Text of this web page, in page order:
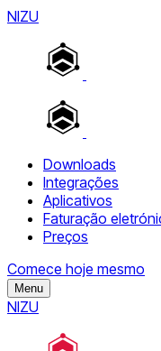
NIZU
Downloads
Integrações
Aplicativos
Faturação
Preços
Comece hoje mesmo
Menu
NIZU